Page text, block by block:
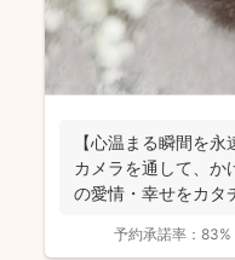
【心温まる瞬間を
カメラを通して、か
の愛情・幸せをカタ
予約承諾率： 83%